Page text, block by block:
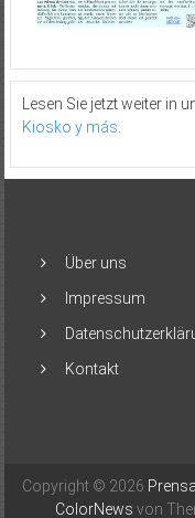
Lesen Sie jetzt weiter in
Kiosko y más.
Über uns
Impressum
Kontakt
Copyright © 2026
ColorNews von